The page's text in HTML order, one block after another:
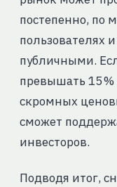
постепенно, по
пользователях
публичными.
превышать 15
скромных
сможет
инвесторов.
Подводя итог,